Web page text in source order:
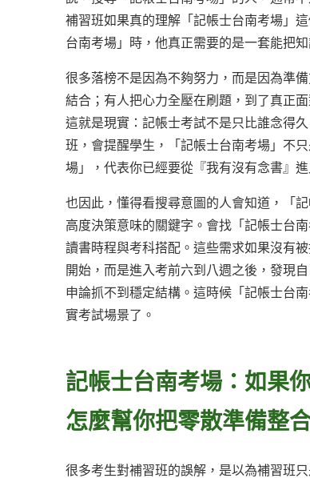
補習班如果真的理解「記帳士台南考場」
台南考場」時，他真正需要的是一套能把
很多落榜不是因為不夠努力，而是因為準
結合；有人把心力全壓在刷題，到了真正
這就是現實：記帳士考試不是只比誰念得
班，會提醒學生，「記帳士台南考場」不
場」，代表你已經要從『我有沒有念書』
也因此，懂得看搜尋意圖的人會知道，「
高度決策意味的關鍵字。會找「記帳士台
讀書時程與考科搭配。這些需求如果沒有
開始，而是進入考前六到八週之後，發現
申論抓不到穩定結構。這時候「記帳士台
實考試場景了。
記帳士台南考場：如果
怎麼幫你把零散準備整
很多考生對補習班的誤解，是以為補習班